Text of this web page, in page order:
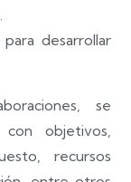
desarrollar
se
con objetivos,
recursos